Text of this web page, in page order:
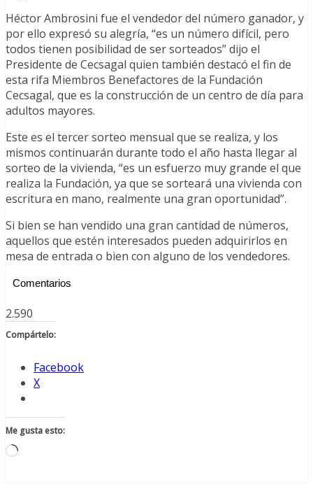
Héctor Ambrosini fue el vendedor del número ganador, y
por ello expresó su alegría, “es un número difícil, pero
todos tienen posibilidad de ser sorteados” dijo el
Presidente de Cecsagal quien también destacó el fin de
esta rifa Miembros Benefactores de la Fundación
Cecsagal, que es la construcción de un centro de día para
adultos mayores.
Este es el tercer sorteo mensual que se realiza, y los
mismos continuarán durante todo el año hasta llegar al
sorteo de la vivienda, “es un esfuerzo muy grande el que
realiza la Fundación, ya que se sorteará una vivienda con
escritura en mano, realmente una gran oportunidad”.
Si bien se han vendido una gran cantidad de números,
aquellos que estén interesados pueden adquirirlos en
mesa de entrada o bien con alguno de los vendedores.
Comentarios
2.590
Compártelo:
Facebook
X
Me gusta esto:
Cargando...